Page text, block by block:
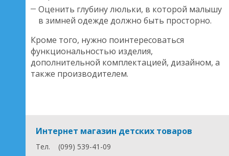
Оценить глубину люльки, в которой малышу
в зимней одежде должно быть просторно.
Кроме того, нужно поинтересоваться
функциональностью изделия,
дополнительной комплектацией, дизайном, а
также производителем.
Интернет магазин детских товаров
Тел.
(099) 539-41-09